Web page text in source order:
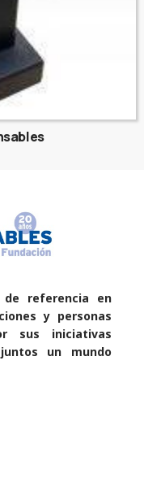
de referencia en
y personas
sus iniciativas
un mundo